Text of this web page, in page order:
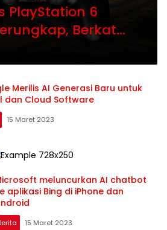
PlayStation 6
Berkat
Merilis AI Generasi Baru untuk
dan Cloud Software
15 Maret 2023
meluncurkan AI chatbot
aplikasi Bing di iPhone dan
15 Maret 2023